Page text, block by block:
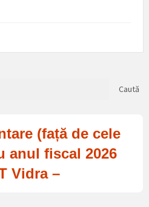
Caută
(față de cele
anul fiscal 2026
Vidra –